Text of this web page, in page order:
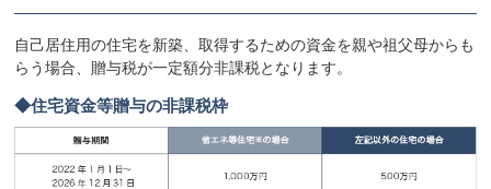
自己居住用の住宅を新築、取得するための資金を親や祖父母からも
らう場合、贈与税が一定額分非課税となります。
住宅資金等贈与の非課税枠